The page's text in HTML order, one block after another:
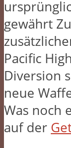
gewährt
Pacific
Diversion
neue
Was noch
auf der